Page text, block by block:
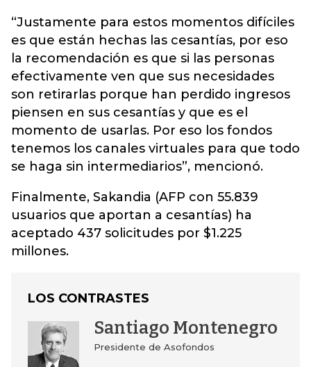
“Justamente para estos momentos difíciles
es que están hechas las cesantías, por eso
la recomendación es que si las personas
efectivamente ven que sus necesidades
son retirarlas porque han perdido ingresos
piensen en sus cesantías y que es el
momento de usarlas. Por eso los fondos
tenemos los canales virtuales para que todo
se haga sin intermediarios”, mencionó.
Finalmente, Sakandia (AFP con 55.839
usuarios que aportan a cesantías) ha
aceptado 437 solicitudes por $1.225
millones.
LOS CONTRASTES
Santiago Montenegro
Presidente de Asofondos